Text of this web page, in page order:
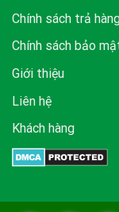
Chính sách trả
Chính sách bảo
Giới thiệu
Liên hệ
Khách hàng